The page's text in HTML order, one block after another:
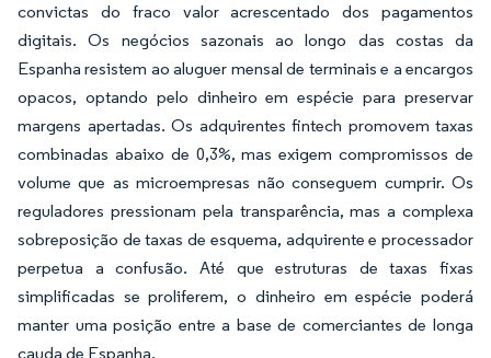
convictas do fraco valor acrescentado dos pagamentos
digitais. Os negócios sazonais ao longo das costas da
Espanha resistem ao aluguer mensal de terminais e a encargos
opacos, optando pelo dinheiro em espécie para preservar
margens apertadas. Os adquirentes fintech promovem taxas
combinadas abaixo de 0,3%, mas exigem compromissos de
volume que as microempresas não conseguem cumprir. Os
reguladores pressionam pela transparência, mas a complexa
sobreposição de taxas de esquema, adquirente e processador
perpetua a confusão. Até que estruturas de taxas fixas
simplificadas se proliferem, o dinheiro em espécie poderá
manter uma posição entre a base de comerciantes de longa
cauda de Espanha.